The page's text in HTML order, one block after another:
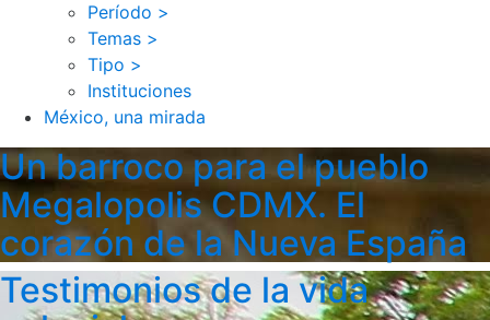
Período >
Temas >
Tipo >
Instituciones
México, una mirada
Un barroco para el pueblo
Megalopolis CDMX. El
corazón de la Nueva España
Testimonios de la vida